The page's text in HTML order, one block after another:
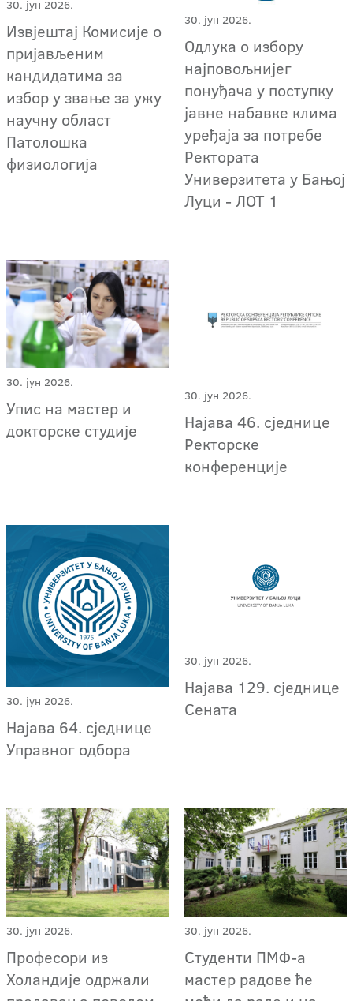
30. јун 2026.
Извјештај Комисије о
пријављеним
кандидатима за
избор у звање за ужу
научну област
Патолошка
физиологија
30. јун 2026.
Одлука о избору
најповољнијег
понуђача у поступку
јавне набавке клима
уређаја за потребе
Ректората
Универзитета у Бањој
Луци - ЛОТ 1
30. јун 2026.
Упис на мастер и
докторске студије
30. јун 2026.
Најава 46. сједнице
Ректорске
конференције
30. јун 2026.
Најава 64. сједнице
Управног одбора
30. јун 2026.
Најава 129. сједнице
Сената
30. јун 2026.
Професори из
Холандије одржали
30. јун 2026.
Студенти ПМФ-а
мастер радове ће